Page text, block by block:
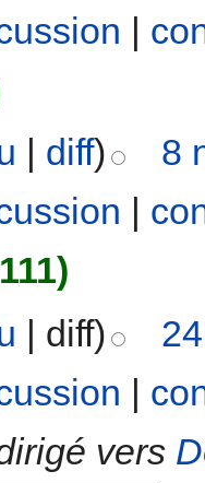
|
| diff)
8
|
| diff)
|
vers